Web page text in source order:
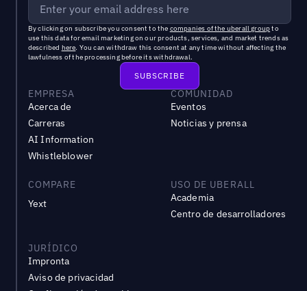
By clicking on subscribe you consent to the companies of the uberall groupto
use this data for email marketing on our products, services, and market trends as
described here. You can withdraw this consent at any time without affecting the
lawfulness of the processing before its withdrawal.
EMPRESA
Acerca de
Carreras
AI Information
Whistleblower
COMUNIDAD
Eventos
Noticias y prensa
COMPARE
Yext
USO DE UBERALL
Academia
Centro de desarrolladores
JURÍDICO
Impronta
Aviso de privacidad